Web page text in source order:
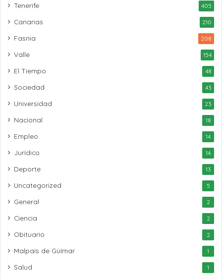
Tenerife 405
Canarias 210
Fasnia 208
Valle 154
El Tiempo 48
Sociedad 43
Universidad 23
Nacional 18
Empleo 14
Jurídico 14
Deporte 13
Uncategorized 5
General 2
Ciencia 2
Obituario 2
Malpaís de Güímar 1
Salud 1